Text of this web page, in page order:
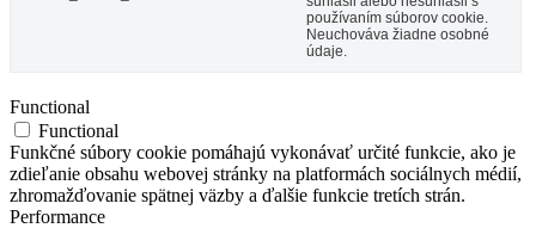
používaním súborov cookie.
Neuchováva žiadne osobné
údaje.
Functional
Functional
Funkčné súbory cookie pomáhajú vykonávať určité funkcie, ako je
zdieľanie obsahu webovej stránky na platformách sociálnych médií,
zhromažďovanie spätnej väzby a ďalšie funkcie tretích strán.
Performance